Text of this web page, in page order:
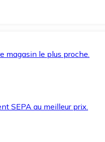
magasin le plus proche.
SEPA au meilleur prix.